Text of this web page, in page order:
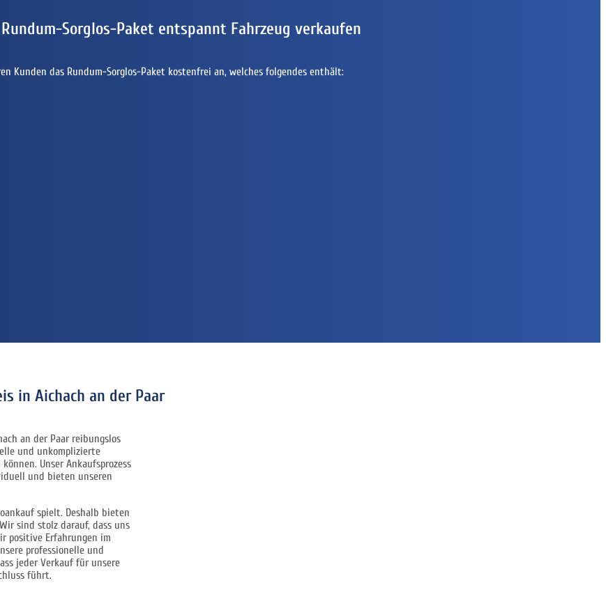
Sorglos-Paket entspannt Fahrzeug verkaufen
Kunden das Rundum-Sorglos-Paket kostenfrei an, welches folgendes enthält:
in Aichach an der Paar
an der Paar reibungslos
und unkomplizierte
Unser Ankaufsprozess
und bieten unseren
spielt. Deshalb bieten
sind stolz darauf, dass uns
positive Erfahrungen im
professionelle und
jeder Verkauf für unsere
führt.